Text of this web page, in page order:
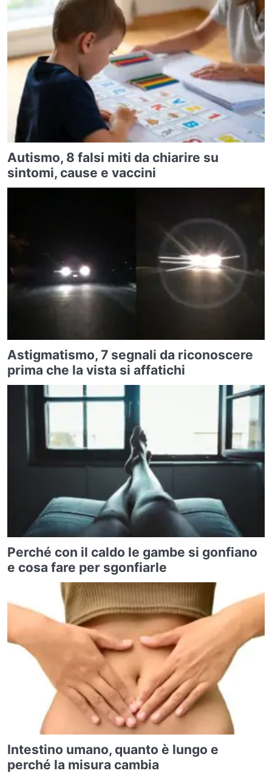
Autismo, 8 falsi miti da chiarire su
sintomi, cause e vaccini
Astigmatismo, 7 segnali da riconoscere
prima che la vista si affatichi
Perché con il caldo le gambe si gonfiano
e cosa fare per sgonfiarle
Intestino umano, quanto è lungo e
perché la misura cambia